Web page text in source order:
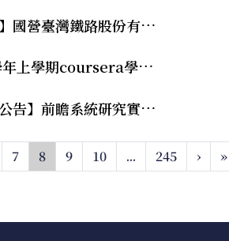
鐵路股份有限公司「臺鐵數據力—115年數據資料創意發想競賽
學期coursera學生帳號名單及相關規定
瞻系統研究實驗室誠徵機器人系統軟體開發人員 4 名
7 8 9 10 ... 245 › »